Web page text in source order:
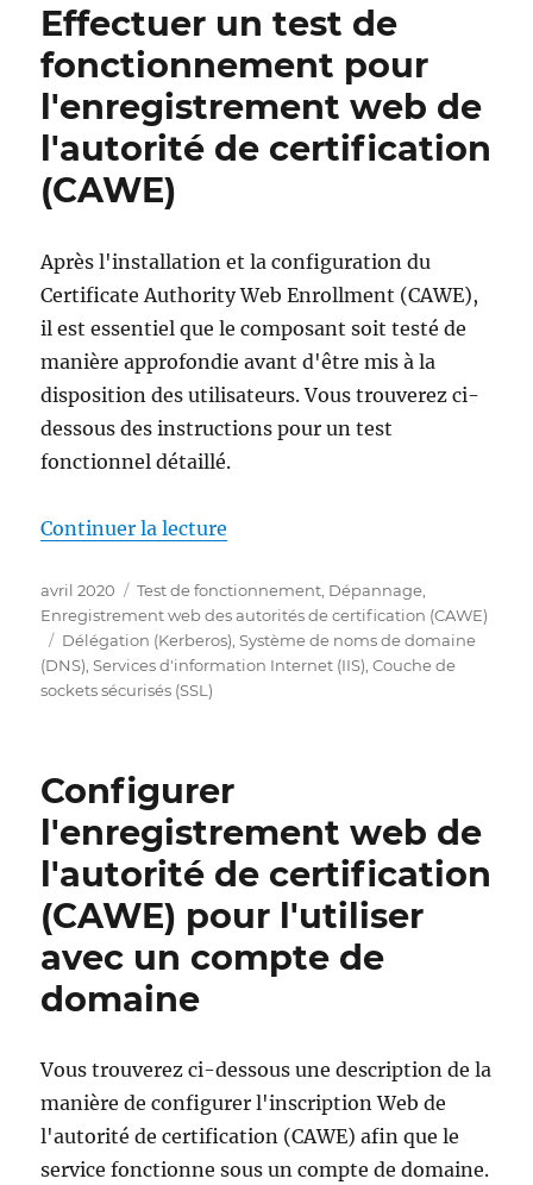
Effectuer un test de
fonctionnement pour
l'enregistrement web de
l'autorité de certification
(CAWE)
Après l'installation et la configuration du
Certificate Authority Web Enrollment (CAWE),
il est essentiel que le composant soit testé de
manière approfondie avant d'être mis à la
disposition des utilisateurs. Vous trouverez ci-
dessous des instructions pour un test
fonctionnel détaillé.
Continuer la lecture
Publié
le
avril 2020 Catégories
Test de fonctionnement Dépannage
Enregistrement web des autorités de certification (CAWE)
Étiquettes
Délégation (Kerberos) ,Système de noms de domaine
(DNS) ,Services d'information Internet (IIS) ,Couche de
sockets sécurisés (SSL)
Configurer
l'enregistrement web de
l'autorité de certification
(CAWE) pour l'utiliser
avec un compte de
domaine
Vous trouverez ci-dessous une description de la
manière de configurer l'inscription Web de
l'autorité de certification (CAWE) afin que le
service fonctionne sous un compte de domaine.